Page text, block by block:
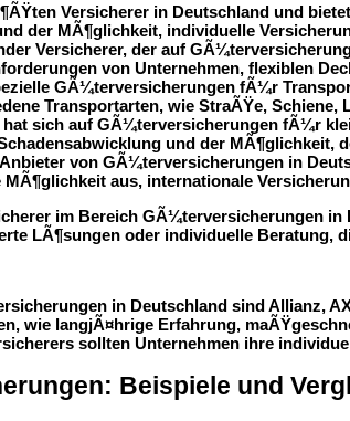
Versicherer in Deutschland und
der MÃ¶glichkeit, individuelle
Versicherer, der auf
von Unternehmen, flexiblen
GÃ¼terversicherungen fÃ¼r
Transportarten, wie StraÃŸe, Schiene,
hat sich auf GÃ¼terversicherungen fÃ¼r
und der
von GÃ¼terversicherungen in
aus, internationale
im Bereich GÃ¼terversicherungen in
LÃ¶sungen oder individuelle
in Deutschland sind Allianz,
wie langjÃ¤hrige Erfahrung,
sollten Unternehmen ihre
Beispiele und